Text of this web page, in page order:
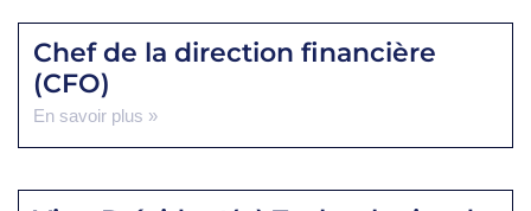
Chef de la direction financière
(CFO)
En savoir plus »